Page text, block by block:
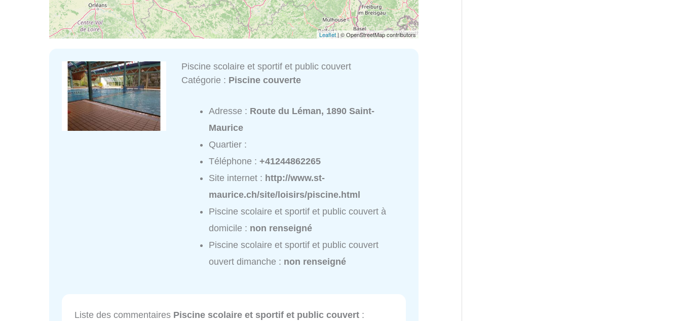
Leaflet| © OpenStreetMap contributors
Piscine scolaire et sportif et public couvert
Catégorie : Piscine couverte
Adresse : Route du Léman, 1890 Saint-
Maurice
Quartier :
Téléphone :+41244862265
Site internet : http://www.st-
maurice.ch/site/loisirs/piscine.html
Piscine scolaire et sportif et public couvert à
domicile : non renseigné
Piscine scolaire et sportif et public couvert
ouvert dimanche : non renseigné
Liste des commentaires Piscine scolaire et sportif et public couvert :